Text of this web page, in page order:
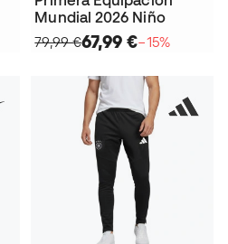
Mundial 2026 Niño
79,99 €67,99 €−15%